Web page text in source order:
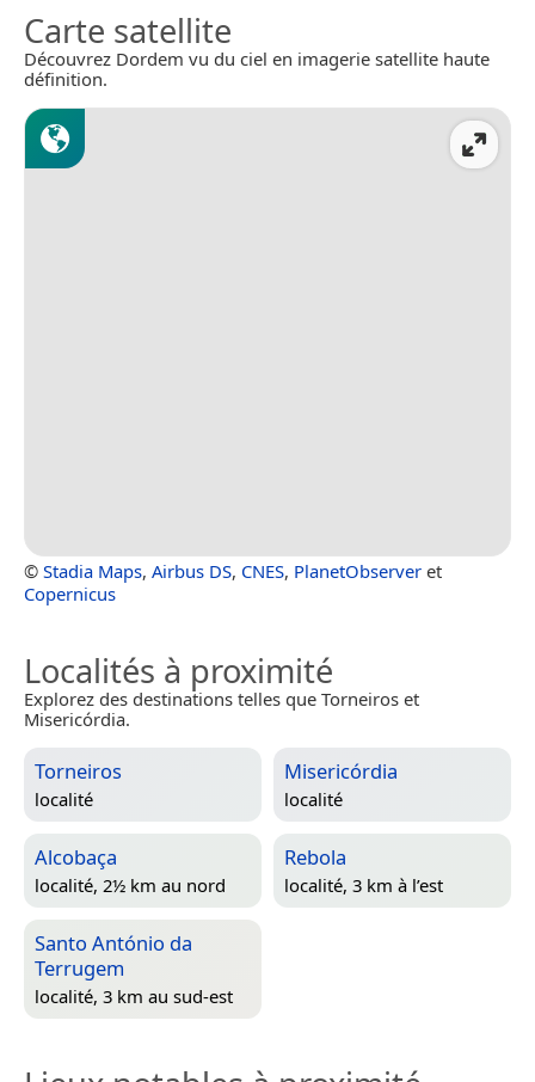
Carte satellite
Découvrez Dordem vu du ciel en imagerie satellite haute
définition.
© Stadia Maps, Airbus DS, CNES, PlanetObserver et
Copernicus
Localités à proximité
Explorez des destinations telles que Torneiros et
Misericórdia.
Torneiros
localité
Misericórdia
localité
Alcobaça
localité, 2½ km au nord
Rebola
localité, 3 km à l’est
Santo António da
Terrugem
localité, 3 km au sud-est